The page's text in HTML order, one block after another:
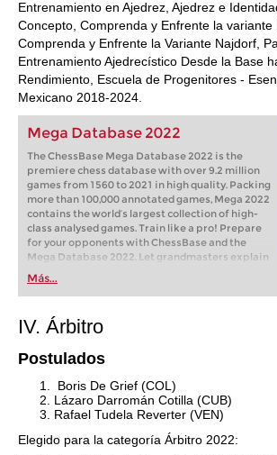
Entrenamiento en Ajedrez, Ajedrez e
Concepto, Comprenda y Enfrente la variante
Comprenda y Enfrente la Variante Najdorf,
Entrenamiento Ajedrecístico Desde la Base
Rendimiento, Escuela de Progenitores -
Mexicano 2018-2024.
Mega Database 2022
The ChessBase Mega Database 2022 is the
premiere chess database with over 9.2 million
games from 1560 to 2021 in high quality. Packing
more than 100,000 annotated games, Mega 2022
contains the world‘s largest collection of high-
class analysed games. Train like a pro! Prepare
for your opponents with ChessBase and the
Mega Database 2022. Let grandmasters explain
how to best handle your favorite variations,
improve your repertoire and much more.
Más...
IV. Árbitro
Postulados
Boris De Grief (COL)
Lázaro Darromán Cotilla (CUB)
Rafael Tudela Reverter (VEN)
Elegido para la categoría Árbitro 2022: